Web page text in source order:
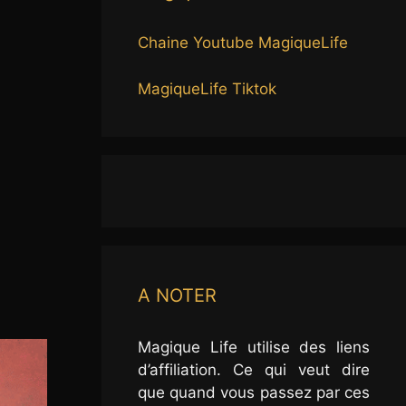
Chaine Youtube MagiqueLife
MagiqueLife Tiktok
A NOTER
Magique Life utilise des liens
d’affiliation. Ce qui veut dire
que quand vous passez par ces